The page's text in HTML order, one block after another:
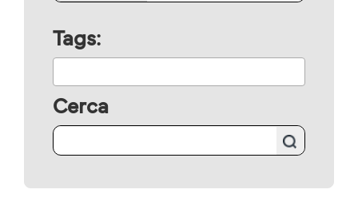
Tags:
Cerca